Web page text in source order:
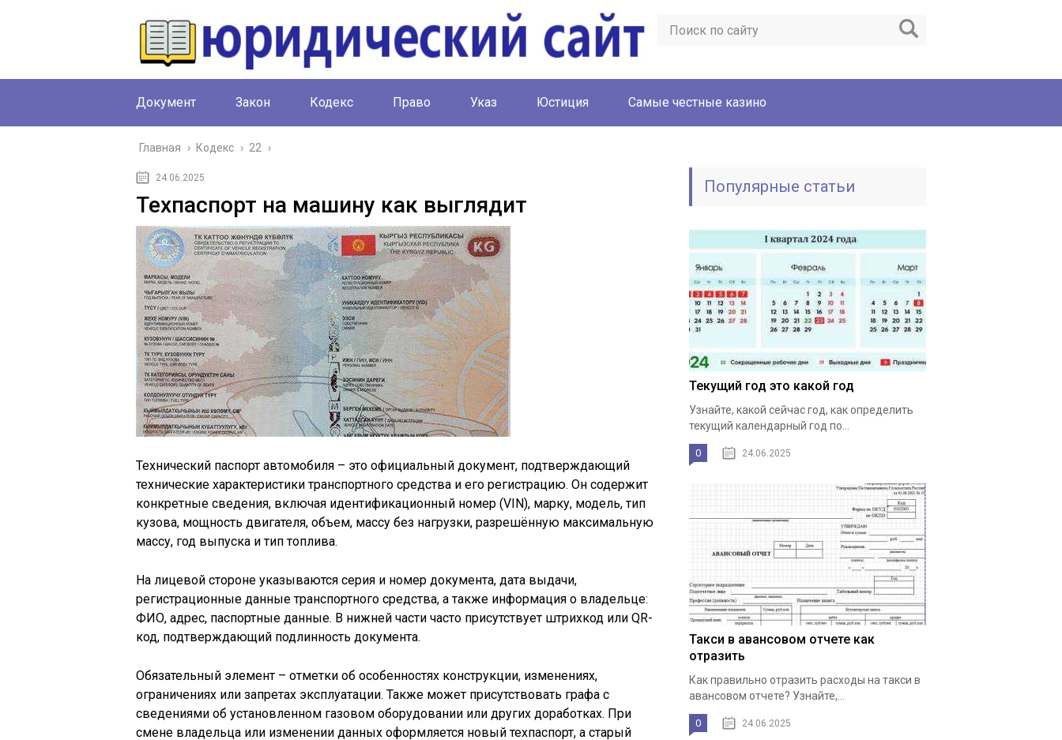
Документ Закон Кодекс Право Указ Юстиция Cамые честные казино
Главная › Кодекс › 22 ›
24.06.2025
Техпаспорт на машину как выглядит
Технический паспорт автомобиля – это официальный документ, подтверждающий
технические характеристики транспортного средства и его регистрацию. Он содержит
конкретные сведения, включая идентификационный номер (VIN), марку, модель, тип
кузова, мощность двигателя, объем, массу без нагрузки, разрешённую максимальную
массу, год выпуска и тип топлива.
На лицевой стороне указываются серия и номер документа, дата выдачи,
регистрационные данные транспортного средства, а также информация о владельце:
ФИО, адрес, паспортные данные. В нижней части часто присутствует штрихкод или QR-
код, подтверждающий подлинность документа.
Обязательный элемент – отметки об особенностях конструкции, изменениях,
ограничениях или запретах эксплуатации. Также может присутствовать графа с
сведениями об установленном газовом оборудовании или других доработках. При
смене владельца или изменении данных оформляется новый техпаспорт, а старый
Популярные статьи
Текущий год это какой год
Узнайте, какой сейчас год, как определить
текущий календарный год по...
0 24.06.2025
Такси в авансовом отчете как
отразить
Как правильно отразить расходы на такси в
авансовом отчете? Узнайте,...
0 24.06.2025